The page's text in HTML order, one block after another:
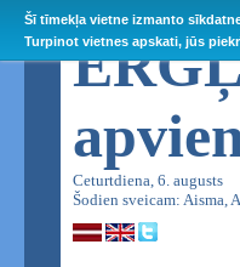
Šī tīmekļa vietne izmanto
Turpinot vietnes apskati, jūs
Ceturtdiena, 6. augusts
Šodien sveicam: Aisma,